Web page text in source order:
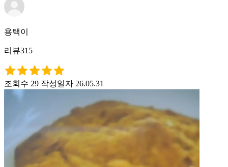
용택이
리뷰315
조회수 29 작성일자 26.05.31